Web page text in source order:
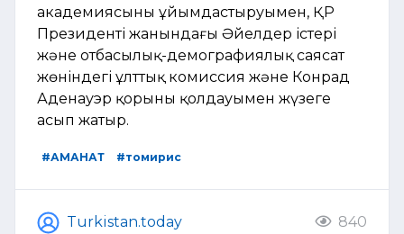
академиясының ұйымдастыруымен, ҚР
Президенті жанындағы Әйелдер істері
және отбасылық-демографиялық саясат
жөніндегі ұлттық комиссия және Конрад
Аденауэр қорының қолдауымен жүзеге
асып жатыр.
#АМАНАТ #томирис
Turkistan.today 840